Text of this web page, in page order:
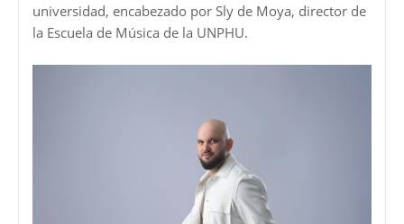
universidad, encabezado por Sly de Moya, director de
la Escuela de Música de la UNPHU.